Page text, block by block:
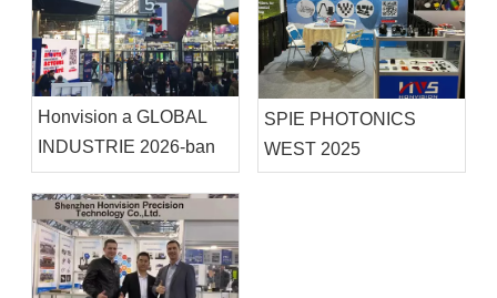
Honvision a GLOBAL
INDUSTRIE 2026-ban
SPIE PHOTONICS
WEST 2025